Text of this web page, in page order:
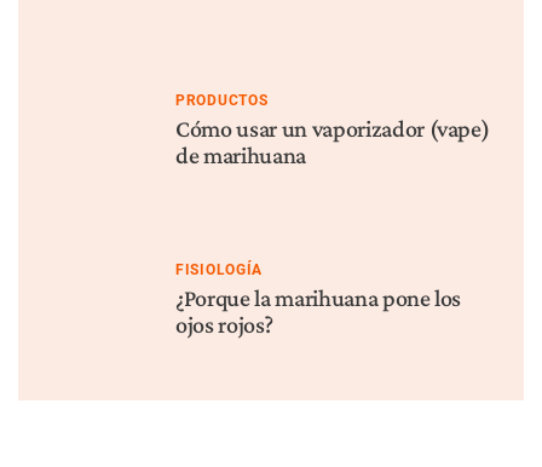
PRODUCTOS
Cómo usar un vaporizador (vape)
de marihuana
FISIOLOGÍA
¿Porque la marihuana pone los
ojos rojos?